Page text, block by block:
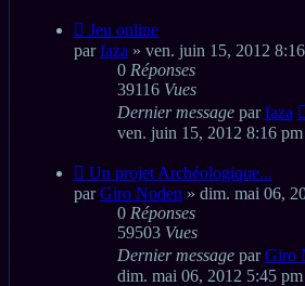
Nouveau
message
Jeu online
parfaza » ven. juin 15, 2012
0 Réponses
39116 Vues
Dernier message parfaza
ven. juin 15, 2012 8:16 pm
Nouveau
message
Un projet Archéologique...
parGiro Noden » dim. mai 06,
0 Réponses
59503 Vues
Dernier message parGiro
dim. mai 06, 2012 5:45 pm